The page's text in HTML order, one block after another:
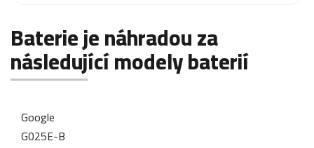
Baterie je náhradou za
následující modely baterií
Google
G025E-B